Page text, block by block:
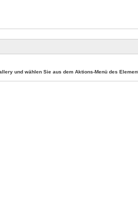
und wählen Sie aus dem Aktions-Menü des